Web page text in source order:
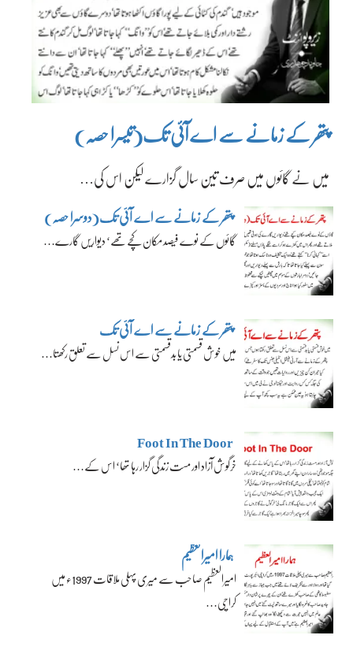
پتھر کے زمانے سے اے آئی تک(تیسرا حصہ)
میں نے گائوں میں صرف تین سال گزارے لیکن اس کی…
پتھر کے زمانے سے اے آئی تک(دوسرا حصہ)
گائوں کے نوے فیصد مکان کچے تھے‘ دیواریں گارے…
پتھر کے زمانے سے اے آئی تک
میں خوش قسمتی یا بدقسمتی سے اس نسل سے تعلق رکھتا…
Foot In The Door
خرگوش آزاد اور مست زندگی گزار رہا تھا‘ اس کے…
ہمارا امیرالعظیم
امیرالعظیم صاحب سے میری پہلی ملاقات 1997ء میں
کراچی…